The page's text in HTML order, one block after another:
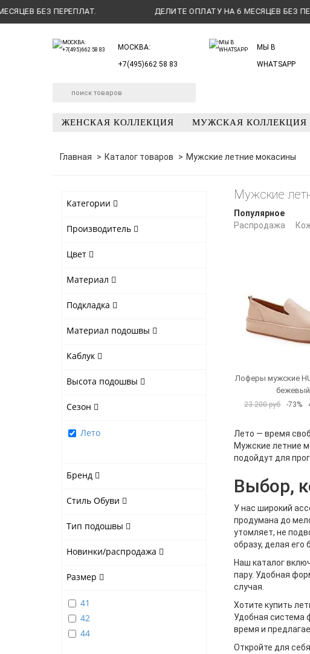
БЕЗ ПЕРЕПЛАТ. ДЕЛИТЕ ОПЛАТУ НА 6 МЕСЯЦЕВ БЕЗ
МОСКВА:
+7(495)662 58 83
МЫ В
WHATSAPP
ЖЕНСКАЯ КОЛЛЕКЦИЯ МУЖСКАЯ КОЛЛЕКЦИЯ
Главная Каталог товаров Мужские летние мокасины
Категории
Производитель
Цвет
Материал
Подкладка
Материал подошвы
Каблук
Высота подошвы
Сезон
Лето
Бренд
Стиль Обуви
Тип подошвы
Новинки/распродажа
Размер
41
42
44
Популярное
Распродажа
Мужские
Лоферы мужские
бежевый
23 200 руб -73%
Лето — время
Мужские летние
подойдут для
Выбор,
У нас широкий
продумана до
утомляет, не
образу, делая
Наш каталог
пару. Удобная
случая.
Хотите купить
Удобная система
время и
Откройте для